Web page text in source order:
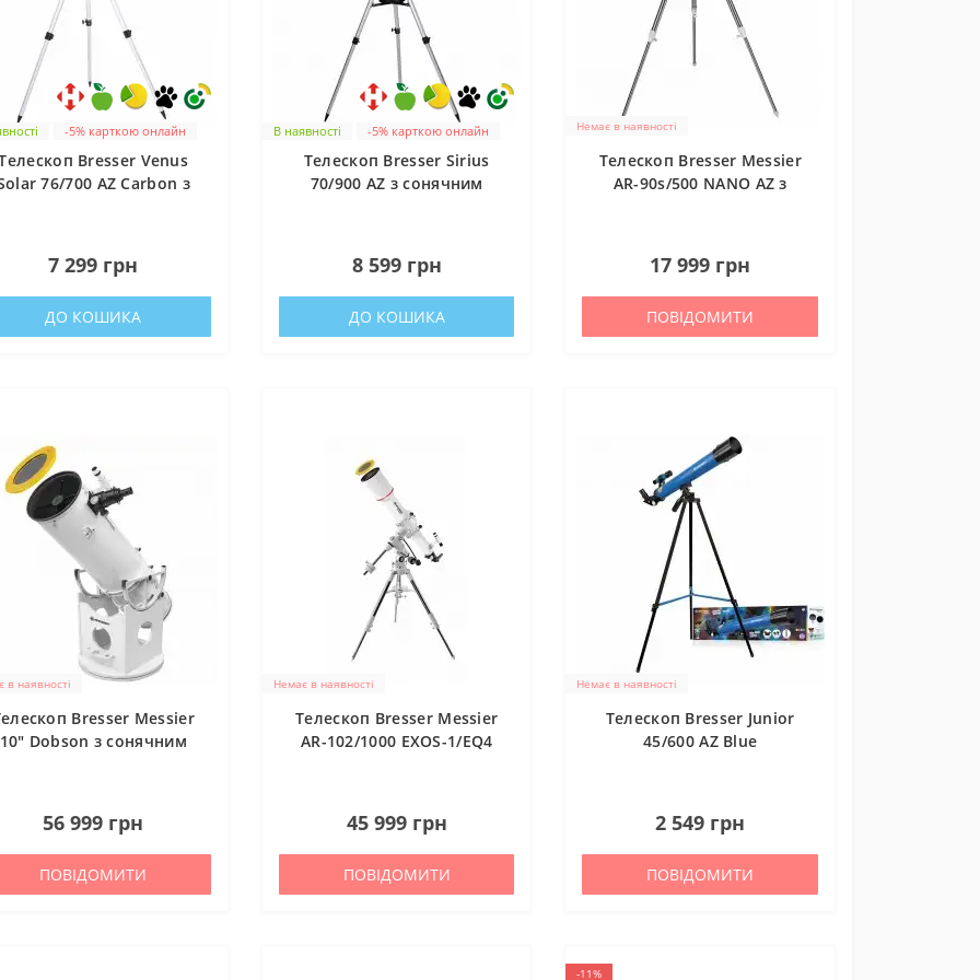
-5% карткою онлайн
Bresser Venus
76/700 AZ Carbon з
7 299 грн
ДО КОШИКА
В наявності -5% карткою онлайн
Телескоп Bresser Sirius
70/900 AZ з сонячним
8 599 грн
ДО КОШИКА
Немає в наявності
Телескоп Bresser Messier
AR-90s/500 NANO AZ з
17 999 грн
ПОВІДОМИТИ
в наявності
Bresser Messier
10" Dobson з сонячним
56 999 грн
ПОВІДОМИТИ
Немає в наявності
Телескоп Bresser Messier
AR-102/1000 EXOS-1/EQ4
45 999 грн
ПОВІДОМИТИ
Немає в наявності
Телескоп Bresser Junior
45/600 AZ Blue
2 549 грн
ПОВІДОМИТИ
-11%